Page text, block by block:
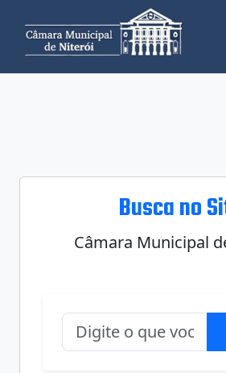
Busca no
Câmara Municipal